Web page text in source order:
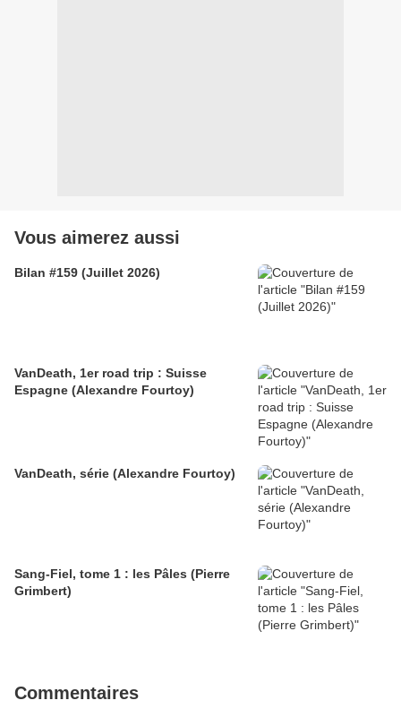
Vous aimerez aussi
Bilan #159 (Juillet 2026)
VanDeath, 1er road trip : Suisse
Espagne (Alexandre Fourtoy)
VanDeath, série (Alexandre Fourtoy)
Sang-Fiel, tome 1 : les Pâles (Pierre
Grimbert)
Commentaires